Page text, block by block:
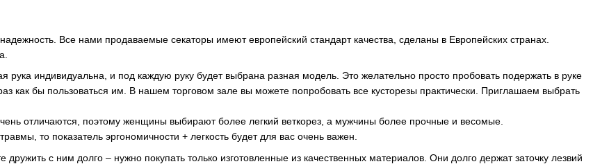
Все нами продаваемые секаторы имеют европейский стандарт качества, сделаны в Европейских странах.
рука индивидуальна, и под каждую руку будет выбрана разная модель. Это желательно просто пробовать подержать в руке
как бы пользоваться им. В нашем торговом зале вы можете попробовать все кусторезы практически. Приглашаем выбрать
отличаются, поэтому женщины выбирают более легкий веткорез, а мужчины более прочные и весомые.
то показатель эргономичности + легкость будет для вас очень важен.
дружить с ним долго – нужно покупать только изготовленные из качественных материалов. Они долго держат заточку лезвий